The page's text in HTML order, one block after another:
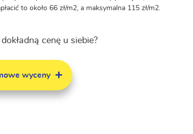
to około 66 zł/m2, a maksymalna 115 zł/m2.
cenę u siebie?
wyceny